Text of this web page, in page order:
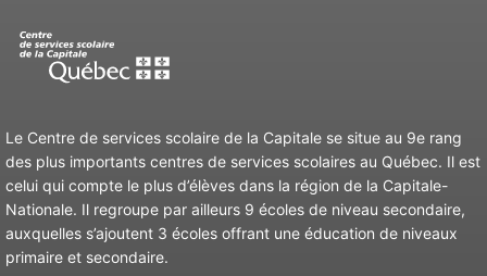
Le Centre de services scolaire de la Capitale se situe au 9e rang
des plus importants centres de services scolaires au Québec. Il est
celui qui compte le plus d’élèves dans la région de la Capitale-
Nationale. Il regroupe par ailleurs 9 écoles de niveau secondaire,
auxquelles s’ajoutent 3 écoles offrant une éducation de niveaux
primaire et secondaire.